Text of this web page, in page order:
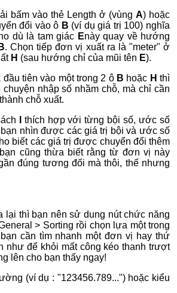
bấm vào thẻ Length ở (vùng A) hoặc
đổi vào ô B (ví dụ giá trị 100) nghĩa
dù là tam giác Enày quay về hướng
B. Chọn tiếp đơn vị xuất ra là "meter" ở
H (sau hướng chỉ của mũi tên E).
tiên vào một trong 2 ô B hoặc H thì
nhập số nhầm chỗ, mà chỉ cần
chỗ xuất.
thích hợp với từng bội số, ước số
nhìn được các giá trị bội và ước số
biết các giá trị được chuyển đổi thêm
cũng thừa biết rằng từ đơn vị này
đúng tương đối mà thôi, thế nhưng
lại thì bạn nên sử dung nút chức năng
> Sorting rồi chọn lựa một trong
cần tìm nhanh một đơn vị hay thứ
như để khỏi mất công kéo thanh trượt
lên cho bạn thấy ngay!
(ví dụ : "123456.789...") hoặc kiểu